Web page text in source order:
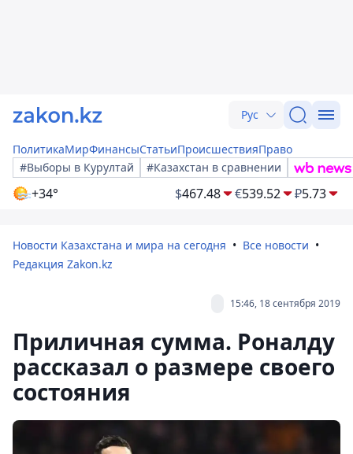
Рус
ПолитикаМирФинансыСтатьиПроисшествияПраво
#Выборы в Курултай
#Казахстан в сравнении
+34° $467.48 €539.52 ₽5.73
Новости Казахстана и мира на сегодня
Все новости
Редакция Zakon.kz
15:46, 18 сентября 2019
Приличная сумма. Роналду
рассказал о размере своего
состояния